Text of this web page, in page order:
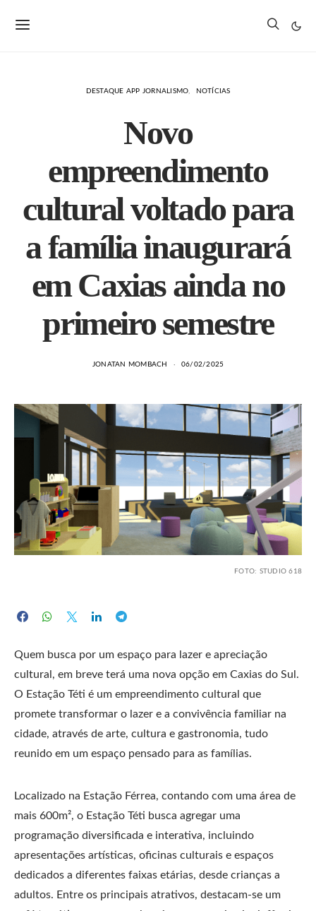
DESTAQUE APP JORNALISMO NOTÍCIAS
Novo
empreendimento
cultural voltado para
a família inaugurará
em Caxias ainda no
primeiro semestre
JONATAN MOMBACH 06/02/2025
FOTO: STUDIO 618
Quem busca por um espaço para lazer e apreciação
cultural, em breve terá uma nova opção em Caxias do Sul.
O Estação Téti é um empreendimento cultural que
promete transformar o lazer e a convivência familiar na
cidade, através de arte, cultura e gastronomia, tudo
reunido em um espaço pensado para as famílias.
Localizado na Estação Férrea, contando com uma área de
mais 600m², o Estação Téti busca agregar uma
programação diversificada e interativa, incluindo
apresentações artísticas, oficinas culturais e espaços
dedicados a diferentes faixas etárias, desde crianças a
adultos. Entre os principais atrativos, destacam-se um